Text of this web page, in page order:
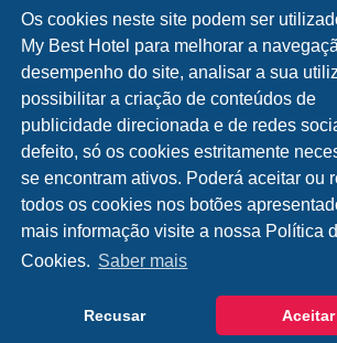
Os cookies neste site podem ser
My Best Hotel para melhorar a
desempenho do site, analisar a sua
possibilitar a criação de conteúdos de
publicidade direcionada e de redes
defeito, só os cookies estritamente
se encontram ativos. Poderá aceitar ou
todos os cookies nos botões
mais informação visite a nossa Política
Cookies. Saber mais
Recusar Aceitar
Atividades
Restaurantes
A Visitar
INFORMAÇÕES
REDES